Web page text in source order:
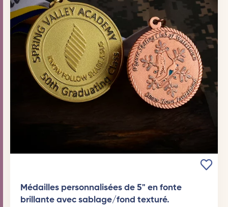
Médailles personnalisées de 5" en fonte
brillante avec sablage/fond texturé.